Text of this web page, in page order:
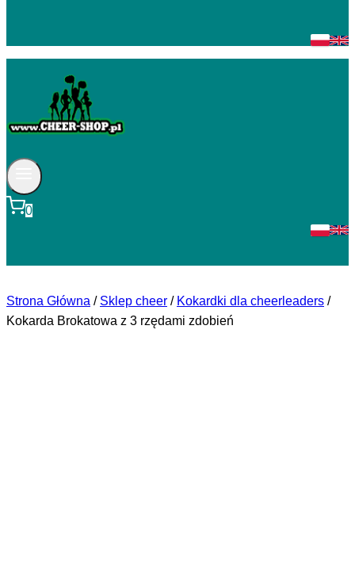
0
Strona Główna / Sklep cheer / Kokardki dla cheerleaders /
Kokarda Brokatowa z 3 rzędami zdobień